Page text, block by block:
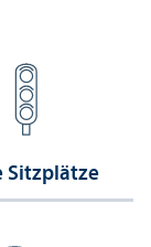
Sitzplätze